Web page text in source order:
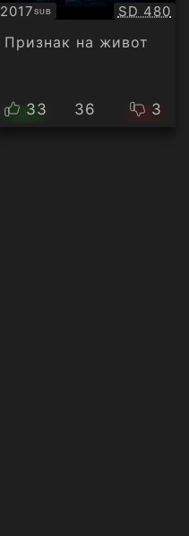
2017SUB
Субтитри SD 480
Признак на живот
33 36 3